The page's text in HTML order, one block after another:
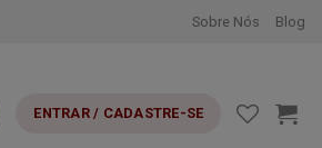
Sobre Nós Blog
ENTRAR / CADASTRE-SE